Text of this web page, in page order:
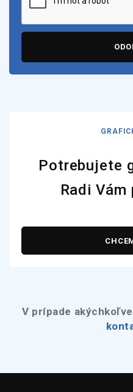
Potrebujete
Radi Vám
V prípade